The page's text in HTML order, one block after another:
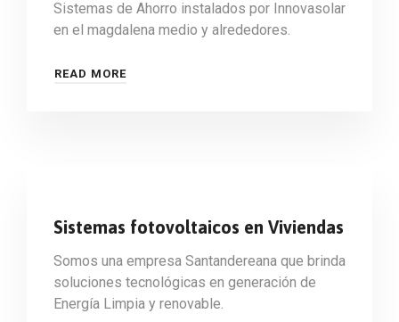
Sistemas de Ahorro instalados por Innovasolar
en el magdalena medio y alrededores.
READ MORE
Sistemas fotovoltaicos en Viviendas
Somos una empresa Santandereana que brinda
soluciones tecnológicas en generación de
Energía Limpia y renovable.